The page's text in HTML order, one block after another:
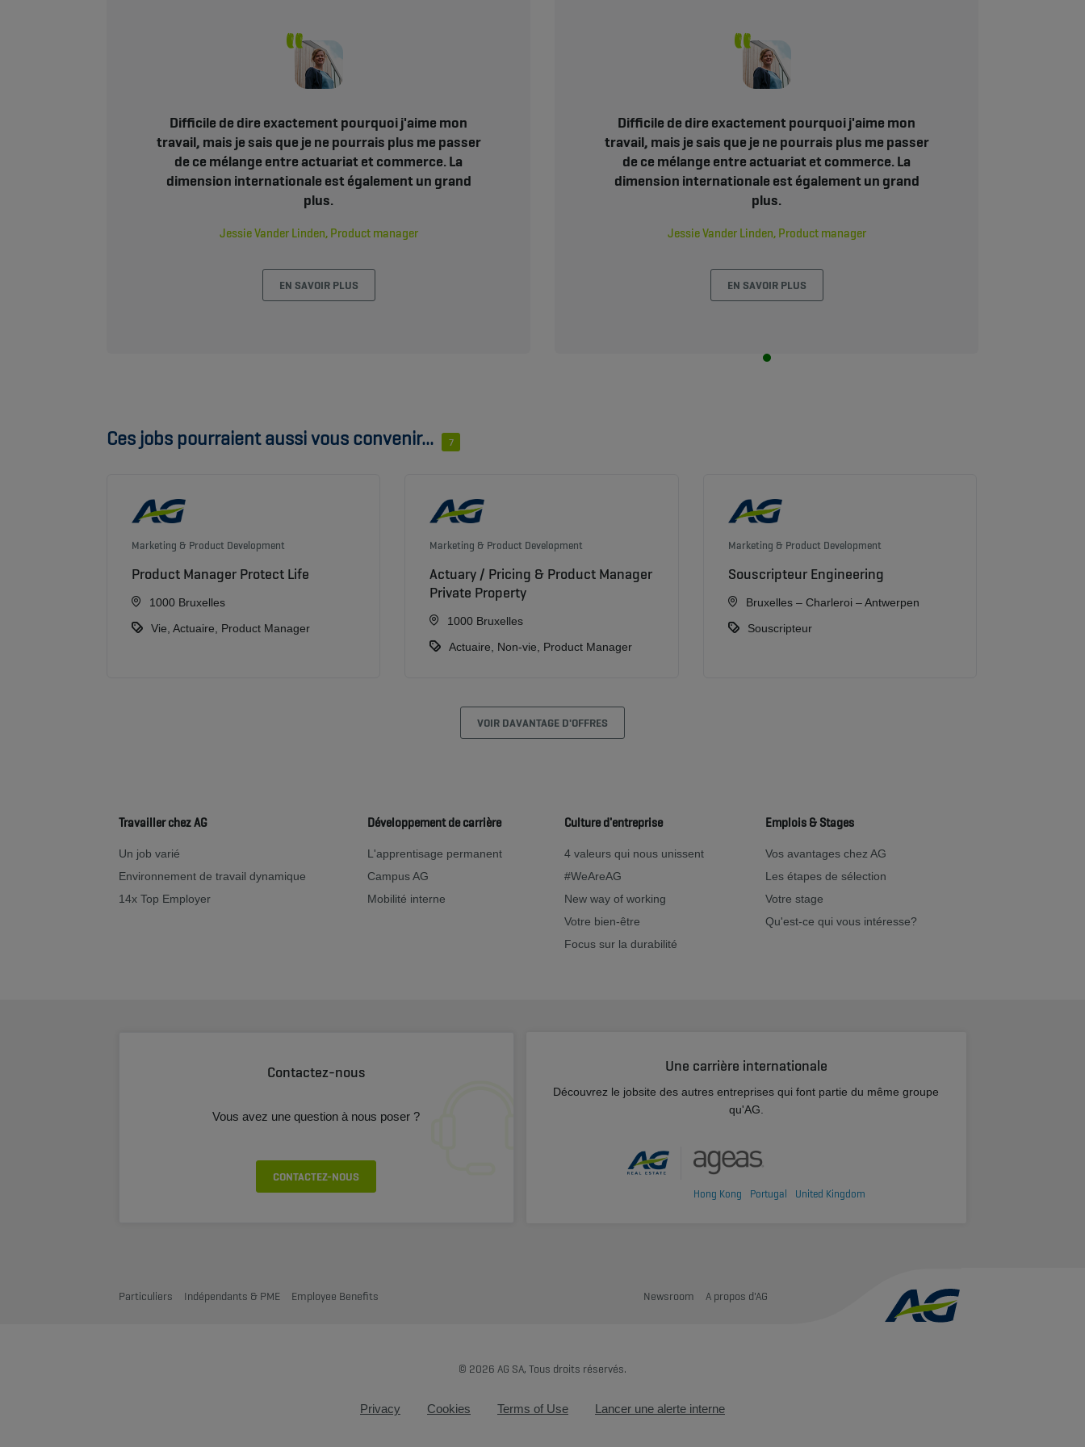
Difficile de dire exactement pourquoi j'aime mon
travail, mais je sais que je ne pourrais plus me passer
de ce mélange entre actuariat et commerce. La
dimension internationale est également un grand
plus.
Jessie Vander Linden, Product manager
EN SAVOIR PLUS
Difficile de dire exactement pourquoi j'aime mon
travail, mais je sais que je ne pourrais plus me passer
de ce mélange entre actuariat et commerce. La
dimension internationale est également un grand
plus.
Jessie Vander Linden, Product manager
EN SAVOIR PLUS
Ces jobs pourraient aussi vous convenir... 7
Marketing & Product Development
Product Manager Protect Life
1000 Bruxelles
Vie, Actuaire, Product Manager
Marketing & Product Development
Actuary / Pricing & Product Manager
Private Property
1000 Bruxelles
Actuaire, Non-vie, Product Manager
Marketing & Product Development
Souscripteur Engineering
Bruxelles – Charleroi – Antwerpen
Souscripteur
VOIR DAVANTAGE D'OFFRES
Travailler chez AG
Un job varié
Environnement de travail dynamique
14x Top Employer
Développement de carrière
L'apprentisage permanent
Campus AG
Mobilité interne
Culture d'entreprise
4 valeurs qui nous unissent
#WeAreAG
New way of working
Votre bien-être
Focus sur la durabilité
Emplois & Stages
Vos avantages chez AG
Les étapes de sélection
Votre stage
Qu'est-ce qui vous intéresse?
Contactez-nous
Vous avez une question à nous poser ?
CONTACTEZ-NOUS
Une carrière internationale
Découvrez le jobsite des autres entreprises qui font partie du même groupe
qu'AG.
Hong Kong Portugal United Kingdom
Particuliers Indépendants & PME Employee Benefits Newsroom A propos d'AG
Privacy Cookies Terms of Use Lancer une alerte interne
© 2026 AG SA, Tous droits réservés.